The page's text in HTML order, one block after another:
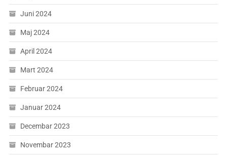
Juni 2024
Maj 2024
April 2024
Mart 2024
Februar 2024
Januar 2024
Decembar 2023
Novembar 2023